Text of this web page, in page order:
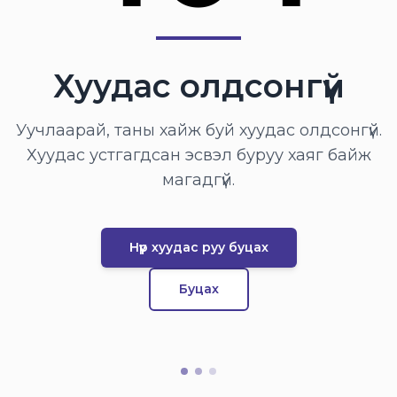
Хуудас олдсонгүй
Уучлаарай, таны хайж буй хуудас олдсонгүй.
Хуудас устгагдсан эсвэл буруу хаяг байж
магадгүй.
Нүүр хуудас руу буцах
Буцах